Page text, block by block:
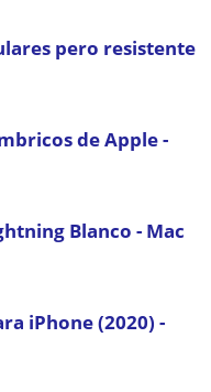
pero resistente
de Apple -
Blanco - Mac
iPhone (2020) -